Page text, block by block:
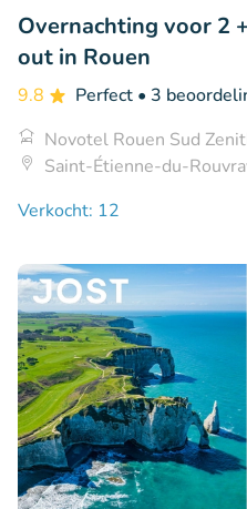
Overnachting voor 2
out in Rouen
9.8 Perfect • 3
Novotel Rouen Sud
Saint-Étienne-du-
Verkocht: 12